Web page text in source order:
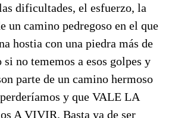
dificultades, el esfuerzo, la
un camino pedregoso en el que
hostia con una piedra más de
no tememos a esos golpes y
parte de un camino hermoso
y que VALE LA
A VIVIR. Basta ya de ser